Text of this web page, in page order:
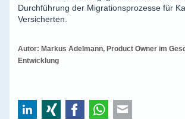
Durchführung der Migrationsprozesse für
Versicherten.
Autor: Markus Adelmann, Product Owner im
Entwicklung
LinkedInXing FacebookWhatsApp